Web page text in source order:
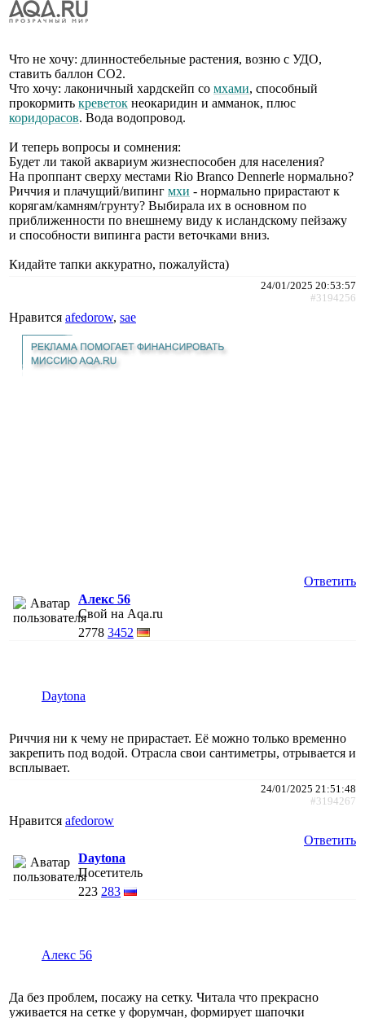
Что не хочу: длинностебельные растения, возню с УДО,
ставить баллон СО2.
Что хочу: лаконичный хардскейп со мхами, способный
прокормить креветок неокаридин и амманок, плюс
коридорасов. Вода водопровод.
И теперь вопросы и сомнения:
Будет ли такой аквариум жизнеспособен для населения?
На проппант сверху местами Rio Branco Dennerle нормально?
Риччия и плачущий/випинг мхи - нормально прирастают к
корягам/камням/грунту? Выбирала их в основном по
приближенности по внешнему виду к исландскому пейзажу
и способности випинга расти веточками вниз.
Кидайте тапки аккуратно, пожалуйста)
24/01/2025 20:53:57
#3194256
Нравится afedorow, sae
Ответить
Алекс 56
Свой на Aqa.ru
2778 3452
Daytona
Риччия ни к чему не прирастает. Её можно только временно
закрепить под водой. Отрасла свои сантиметры, отрывается и
всплывает.
24/01/2025 21:51:48
#3194267
Нравится afedorow
Ответить
Daytona
Посетитель
223 283
Алекс 56
Да без проблем, посажу на сетку. Читала что прекрасно
уживается на сетке у форумчан, формирует шапочки